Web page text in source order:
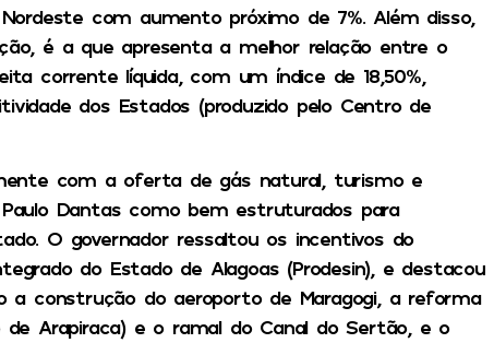
com aumento próximo de 7%. Além disso,
é a que apresenta a melhor relação entre o
corrente líquida, com um índice de 18,50%,
dos Estados (produzido pelo Centro de
com a oferta de gás natural, turismo e
Dantas como bem estruturados para
O governador ressaltou os incentivos do
do Estado de Alagoas (Prodesin), e destacou
construção do aeroporto de Maragogi, a reforma
Arapiraca) e o ramal do Canal do Sertão, e o